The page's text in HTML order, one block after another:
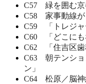
C57 緑を囲む京
C58 家事動線が
C59 「トレジャ
C60 「どこにも
C62 「住吉区歯
C63 朝テンショ
ン」
C64 松原／脳神